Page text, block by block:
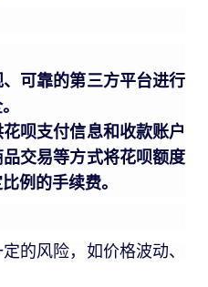
可靠的第三方平台进行
呗支付信息和收款账户
交易等方式将花呗额度
例的手续费。
的风险，如价格波动、